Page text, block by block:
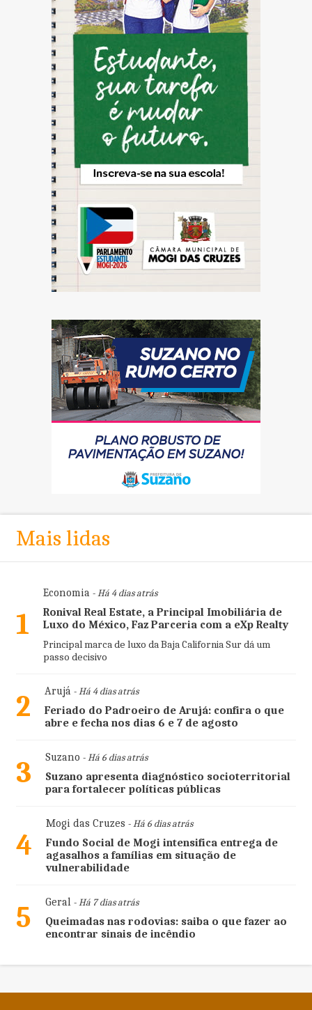
Mais lidas
1
Economia- Há 4 dias atrás
Ronival Real Estate, a Principal Imobiliária de
Luxo do México, Faz Parceria com a eXp Realty
Principal marca de luxo da Baja California Sur dá um
passo decisivo
2 Arujá- Há 4 dias atrás
Feriado do Padroeiro de Arujá: confira o que
abre e fecha nos dias 6 e 7 de agosto
3 Suzano - Há 6 dias atrás
Suzano apresenta diagnóstico socioterritorial
para fortalecer políticas públicas
4
Mogi das Cruzes - Há 6 dias atrás
Fundo Social de Mogi intensifica entrega de
agasalhos a famílias em situação de
vulnerabilidade
5 Geral- Há 7 dias atrás
Queimadas nas rodovias: saiba o que fazer ao
encontrar sinais de incêndio